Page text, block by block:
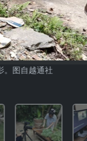
。图自越通社